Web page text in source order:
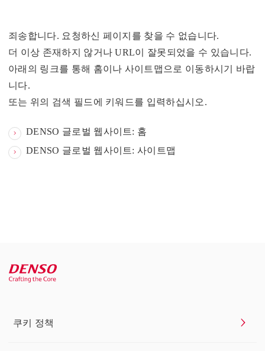
죄송합니다. 요청하신 페이지를 찾을 수 없습니다.
더 이상 존재하지 않거나 URL이 잘못되었을 수 있습니다.
아래의 링크를 통해 홈이나 사이트맵으로 이동하시기 바랍
니다.
또는 위의 검색 필드에 키워드를 입력하십시오.
DENSO 글로벌 웹사이트: 홈
DENSO 글로벌 웹사이트: 사이트맵
쿠키 정책